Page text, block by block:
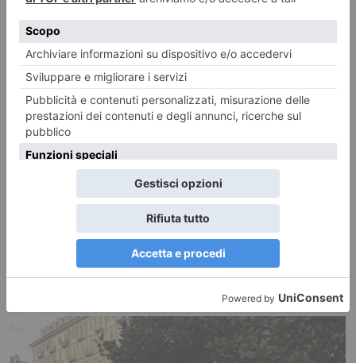
Foto dei lettori: Vedute del/dal Rocciamelone
Ecco le foto di un ciclo di Dipinti Murali realizzati da Silvia Marchionne e